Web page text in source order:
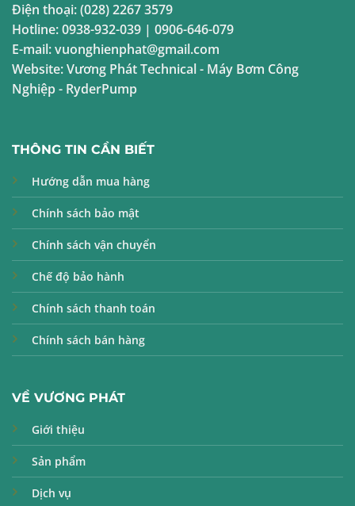
Điện thoại:(028) 2267 3579
Hotline:0938-932-039 | 0906-646-079
E-mail:vuonghienphat@gmail.com
Website:Vương Phát Technical- Máy Bơm Công
Nghiệp- RyderPump
THÔNG TIN CẦN BIẾT
Hướng dẫn mua hàng
Chính sách bảo mật
Chính sách vận chuyển
Chế độ bảo hành
Chính sách thanh toán
Chính sách bán hàng
VỀ VƯƠNG PHÁT
Giới thiệu
Sản phẩm
Dịch vụ